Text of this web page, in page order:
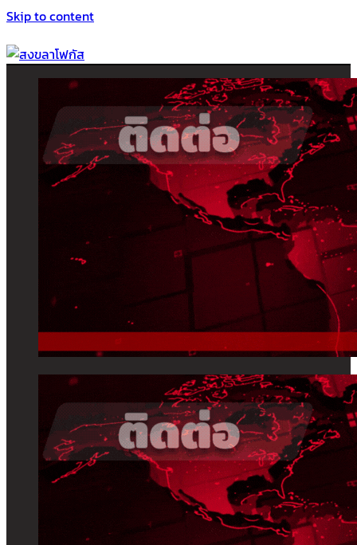
Skip to content
สงขลาโฟกัส
ติดตามข่าวสาร ภาคใต้ หาดใหญ่และสงขลา จากสำนักข่าวโฟกัส